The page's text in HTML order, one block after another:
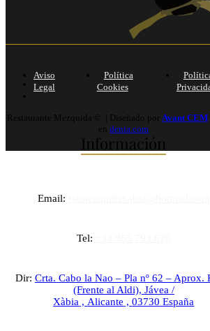
Información
Email:
Tel:
Dir: Crta. Cabo la Nao – Pla nº 62 – Aprox.
(Frente al Aldi), Jávea /
Xàbia ,Alicante ,03730 España
Aviso
Legal
Política
Cookies
Restaurante Mezquida © | Diseñado por Avant CEM
endenia.com